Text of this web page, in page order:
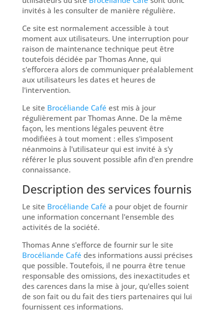
invités à les consulter de manière régulière.
Ce site est normalement accessible à tout
moment aux utilisateurs. Une interruption pour
raison de maintenance technique peut être
toutefois décidée par Thomas Anne, qui
s'efforcera alors de communiquer préalablement
aux utilisateurs les dates et heures de
l'intervention.
Le site Brocéliande Café est mis à jour
régulièrement par Thomas Anne. De la même
façon, les mentions légales peuvent être
modifiées à tout moment : elles s'imposent
néanmoins à l'utilisateur qui est invité à s'y
référer le plus souvent possible afin d'en prendre
connaissance.
Description des services fournis
Le site Brocéliande Café a pour objet de fournir
une information concernant l'ensemble des
activités de la société.
Thomas Anne s'efforce de fournir sur le site
Brocéliande Café des informations aussi précises
que possible. Toutefois, il ne pourra être tenue
responsable des omissions, des inexactitudes et
des carences dans la mise à jour, qu'elles soient
de son fait ou du fait des tiers partenaires qui lui
fournissent ces informations.